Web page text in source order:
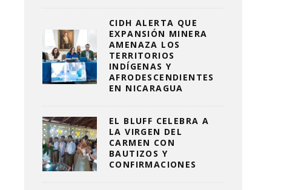
CIDH ALERTA QUE
EXPANSIÓN MINERA
AMENAZA LOS
TERRITORIOS
INDÍGENAS Y
AFRODESCENDIENTES
EN NICARAGUA
EL BLUFF CELEBRA A
LA VIRGEN DEL
CARMEN CON
BAUTIZOS Y
CONFIRMACIONES